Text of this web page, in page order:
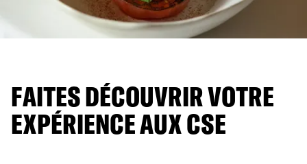
FAITES DÉCOUVRIR VOTRE
EXPÉRIENCE AUX CSE